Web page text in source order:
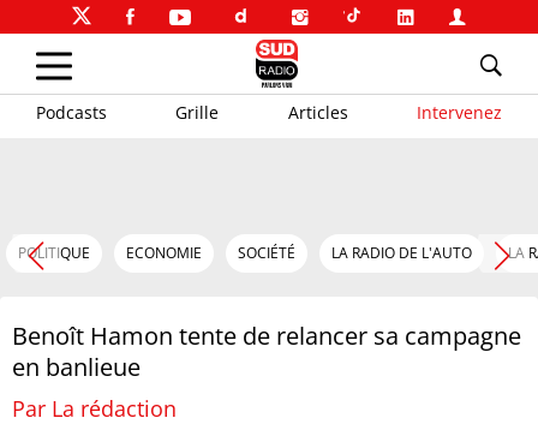
Podcasts Grille Articles Intervenez
POLITIQUE ECONOMIE SOCIÉTÉ LA RADIO DE L'AUTO LA
Benoît Hamon tente de relancer sa campagne
en banlieue
Par La rédaction